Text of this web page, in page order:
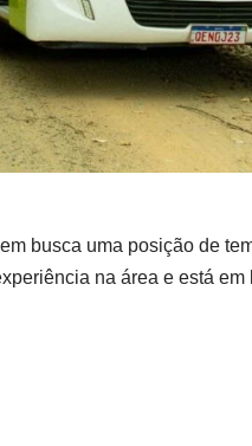
busca uma posição de
na área e está em